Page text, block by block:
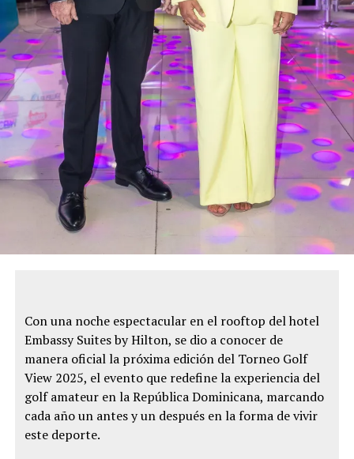
Con una noche espectacular en el rooftop del hotel
Embassy Suites by Hilton, se dio a conocer de
manera oficial la próxima edición del Torneo Golf
View 2025, el evento que redefine la experiencia del
golf amateur en la República Dominicana, marcando
cada año un antes y un después en la forma de vivir
este deporte.